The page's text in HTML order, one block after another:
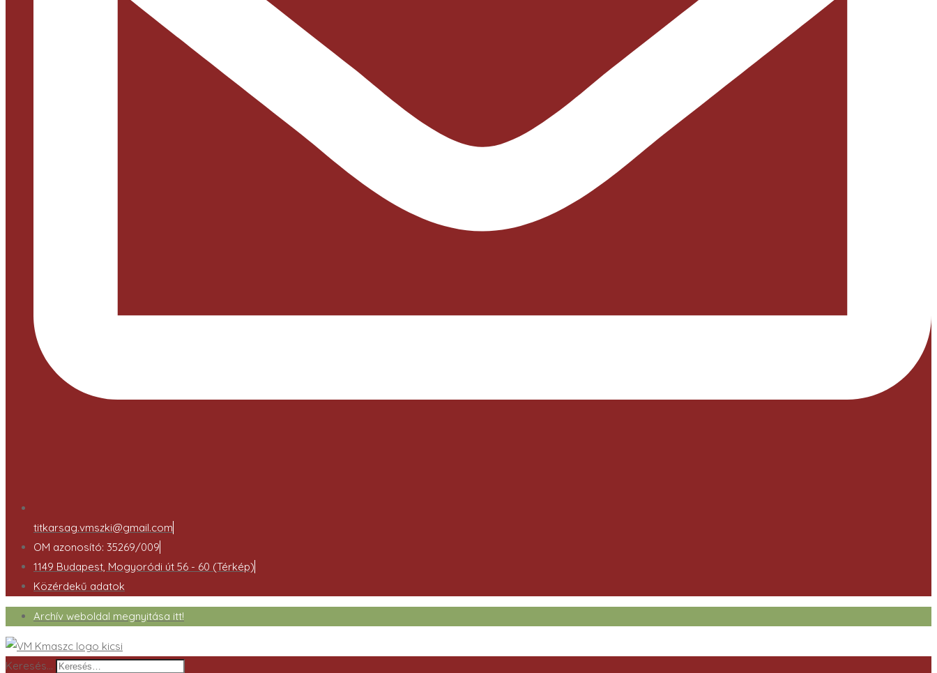
titkarsag.vmszki@gmail.com
OM azonosító: 35269/009
1149 Budapest, Mogyoródi út 56 - 60 (Térkép)
Közérdekű adatok
Archív weboldal megnyitása itt!
Keresés…